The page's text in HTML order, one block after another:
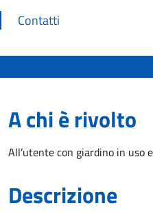
Contatti
A chi è rivolto
All’utente con giardino in uso
Descrizione